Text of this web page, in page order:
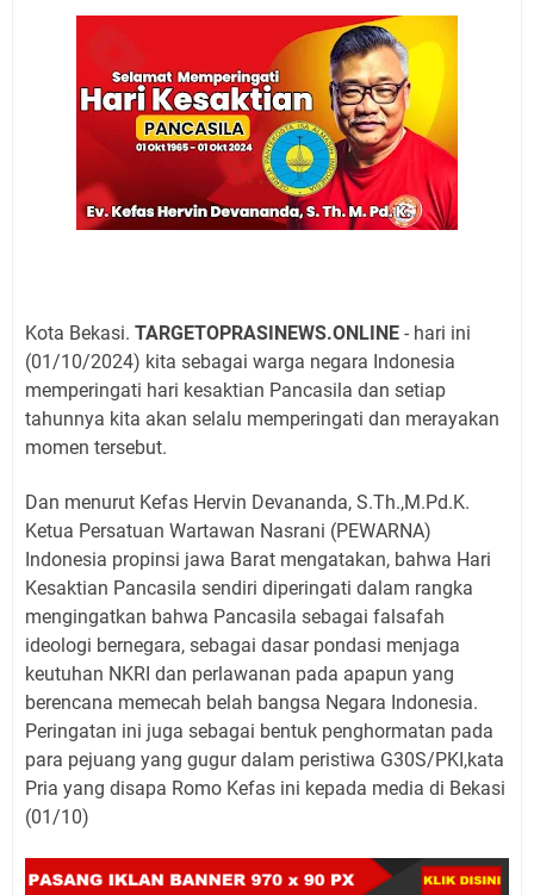
Kota Bekasi. TARGETOPRASINEWS.ONLINE - hari ini
(01/10/2024) kita sebagai warga negara Indonesia
memperingati hari kesaktian Pancasila dan setiap
tahunnya kita akan selalu memperingati dan merayakan
momen tersebut.
Dan menurut Kefas Hervin Devananda, S.Th.,M.Pd.K.
Ketua Persatuan Wartawan Nasrani (PEWARNA)
Indonesia propinsi jawa Barat mengatakan, bahwa Hari
Kesaktian Pancasila sendiri diperingati dalam rangka
mengingatkan bahwa Pancasila sebagai falsafah
ideologi bernegara, sebagai dasar pondasi menjaga
keutuhan NKRI dan perlawanan pada apapun yang
berencana memecah belah bangsa Negara Indonesia.
Peringatan ini juga sebagai bentuk penghormatan pada
para pejuang yang gugur dalam peristiwa G30S/PKI,kata
Pria yang disapa Romo Kefas ini kepada media di Bekasi
(01/10)